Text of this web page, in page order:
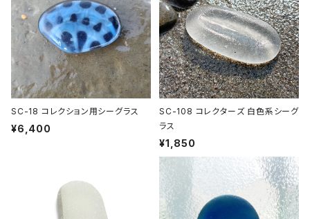
SC-18 コレクション用シーグラス
¥6,400
SC-108 コレクターズ 白色系シーグ
ラス
¥1,850